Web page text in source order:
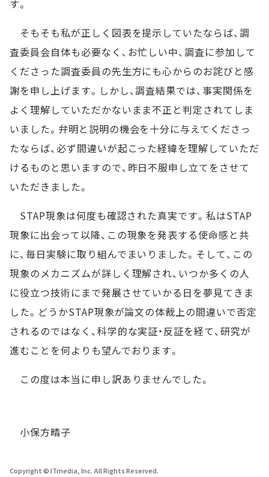
す。
そもそも私が正しく図表を提示していたならば、調
査委員会自体も必要なく、お忙しい中、調査に参加して
くださった調査委員の先生方にも心からのお詫びと感
謝を申し上げます。しかし、調査結果では、事実関係を
よく理解していただかないまま不正と判定されてしま
いました。弁明と説明の機会を十分に与えてくださっ
たならば、必ず間違いが起こった経緯を理解していただ
けるものと思いますので、昨日不服申し立てをさせて
いただきました。
STAP現象は何度も確認された真実です。私はSTAP
現象に出会って以降、この現象を発表する使命感と共
に、毎日実験に取り組んでまいりました。そして、この
現象のメカニズムが詳しく理解され、いつか多くの人
に役立つ技術にまで発展させていかる日を夢見てきま
した。どうかSTAP現象が論文の体裁上の間違いで否定
されるのではなく、科学的な実証・反証を経て、研究が
進むことを何よりも望んでおります。
この度は本当に申し訳ありませんでした。
小保方晴子
Copyright © ITmedia, Inc. All Rights Reserved.